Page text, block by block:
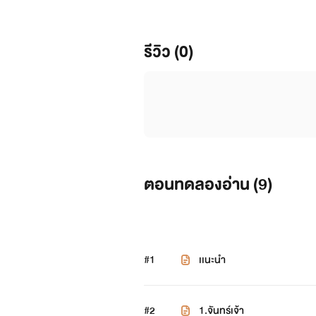
รีวิว (0)
ตอนทดลองอ่าน (9)
#1 เเนะนำ
#2 1.จันทร์เจ้า